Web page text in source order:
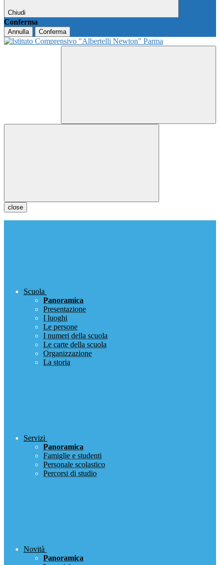
Chiudi
Conferma
Annulla Conferma
close
Scuola
Panoramica
Presentazione
I luoghi
Le persone
I numeri della scuola
Le carte della scuola
Organizzazione
La storia
Servizi
Panoramica
Famiglie e studenti
Personale scolastico
Percorsi di studio
Novità
Panoramica